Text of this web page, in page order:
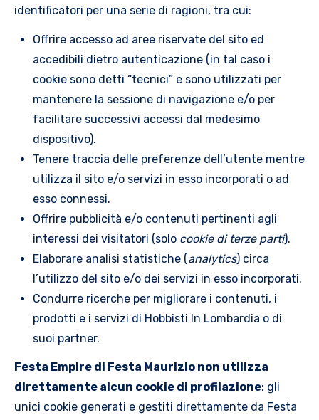
identificatori per una serie di ragioni, tra cui:
Offrire accesso ad aree riservate del sito ed
accedibili dietro autenticazione (in tal caso i
cookie sono detti “tecnici” e sono utilizzati per
mantenere la sessione di navigazione e/o per
facilitare successivi accessi dal medesimo
dispositivo).
Tenere traccia delle preferenze dell’utente mentre
utilizza il sito e/o servizi in esso incorporati o ad
esso connessi.
Offrire pubblicità e/o contenuti pertinenti agli
interessi dei visitatori (solo cookie di terze parti).
Elaborare analisi statistiche (analytics) circa
l’utilizzo del sito e/o dei servizi in esso incorporati.
Condurre ricerche per migliorare i contenuti, i
prodotti e i servizi di Hobbisti In Lombardia o di
suoi partner.
Festa Empire di Festa Maurizio non utilizza
direttamente alcun cookie di profilazione: gli
unici cookie generati e gestiti direttamente da Festa